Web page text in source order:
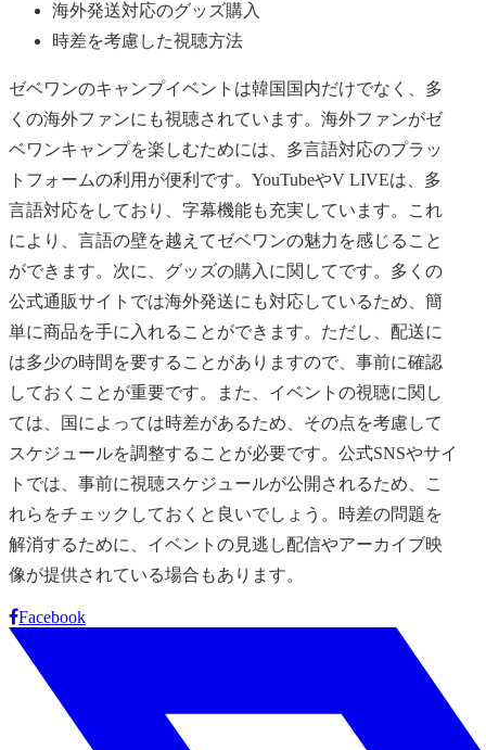
海外発送対応のグッズ購入
時差を考慮した視聴方法
ゼベワンのキャンプイベントは韓国国内だけでなく、多
くの海外ファンにも視聴されています。海外ファンがゼ
ベワンキャンプを楽しむためには、多言語対応のプラッ
トフォームの利用が便利です。YouTubeやV LIVEは、多
言語対応をしており、字幕機能も充実しています。これ
により、言語の壁を越えてゼベワンの魅力を感じること
ができます。次に、グッズの購入に関してです。多くの
公式通販サイトでは海外発送にも対応しているため、簡
単に商品を手に入れることができます。ただし、配送に
は多少の時間を要することがありますので、事前に確認
しておくことが重要です。また、イベントの視聴に関し
ては、国によっては時差があるため、その点を考慮して
スケジュールを調整することが必要です。公式SNSやサイ
トでは、事前に視聴スケジュールが公開されるため、こ
れらをチェックしておくと良いでしょう。時差の問題を
解消するために、イベントの見逃し配信やアーカイブ映
像が提供されている場合もあります。
Facebook